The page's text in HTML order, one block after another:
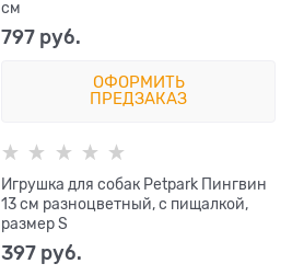
см
797 руб.
ОФОРМИТЬ
ПРЕДЗАКАЗ
Игрушка для собак Petpark Пингвин
13 см разноцветный, с пищалкой,
размер S
397 руб.